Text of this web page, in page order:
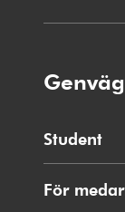
Student
För